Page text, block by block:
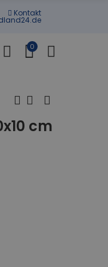
Kontakt
0
cm